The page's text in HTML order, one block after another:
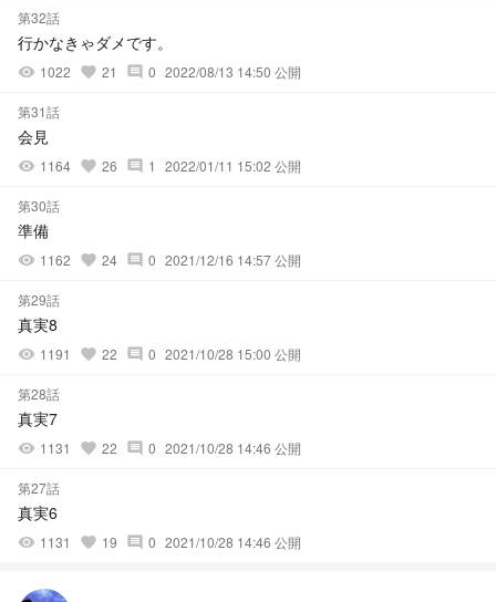
第32話
行かなきゃダメです。
visibility 1022 favorite 21 comment 0 2022/08/13 14:50 公開
第31話
会見
visibility 1164 favorite 26 comment 1 2022/01/11 15:02 公開
第30話
準備
visibility 1162 favorite 24 comment 0 2021/12/16 14:57 公開
第29話
真実8
visibility 1191 favorite 22 comment 0 2021/10/28 15:00 公開
第28話
真実7
visibility 1131 favorite 22 comment 0 2021/10/28 14:46 公開
第27話
真実6
visibility 1131 favorite 19 comment 0 2021/10/28 14:46 公開